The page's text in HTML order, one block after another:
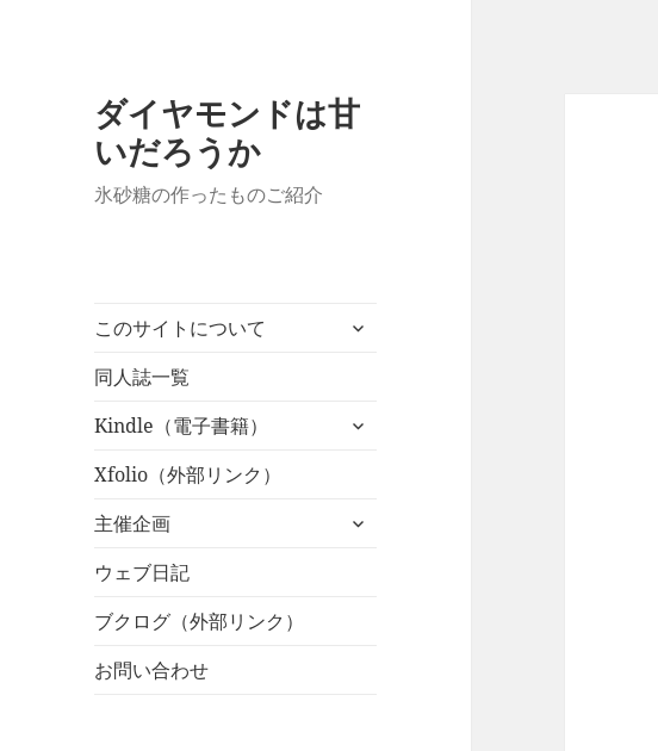
ダイヤモンドは甘
いだろうか
氷砂糖の作ったものご紹介
このサイトについて
サ
ュ
同人誌一覧
Kindle（電子書籍）
サ
ュ
Xfolio（外部リンク）
主催企画
サ
ウェブ日記
ブクログ（外部リンク）
お問い合わせ